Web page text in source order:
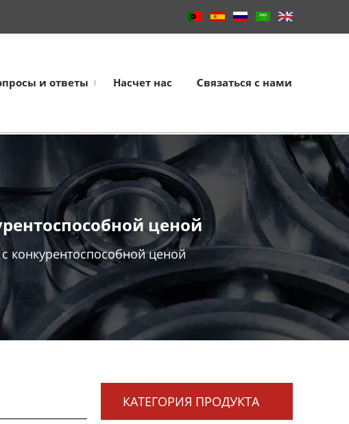
и ответы Насчет нас Связаться с нами
ценой
конкурентоспособной ценой
КАТЕГОРИЯ ПРОДУКТА